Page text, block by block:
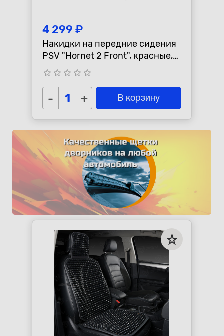
4 299 ₽
Накидки на передние сидения
PSV "Hornet 2 Front", красные,
2шт, комплект
star_border star_border star_border star_border star_border
- + В корзину